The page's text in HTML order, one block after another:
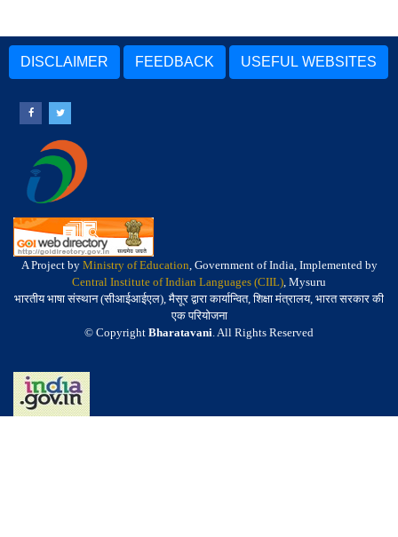
DISCLAIMER FEEDBACK USEFUL WEBSITES
A Project by Ministry of Education, Government of India, Implemented by
Central Institute of Indian Languages (CIIL), Mysuru
भारतीय भाषा संस्थान (सीआईआईएल), मैसूर द्वारा कार्यान्वित, शिक्षा मंत्रालय, भारत सरकार की
एक परियोजना
© Copyright Bharatavani. All Rights Reserved